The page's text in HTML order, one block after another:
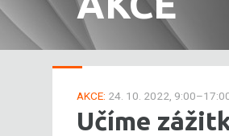
AKCE: 24. 10. 2022,
Učíme